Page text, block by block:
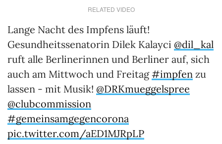
RELATED VIDEO
Lange Nacht des Impfens läuft!
Gesundheitssenatorin Dilek Kalayci @dil_kal
ruft alle Berlinerinnen und Berliner auf, sich
auch am Mittwoch und Freitag#impfen zu
lassen - mit Musik! @DRKmueggelspree
@clubcommission
#gemeinsamgegencorona
pic.twitter.com/aED1MJRpLP